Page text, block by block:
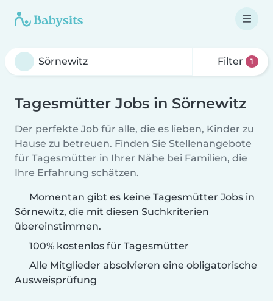
Filter 1
Tagesmütter Jobs in Sörnewitz
Der perfekte Job für alle, die es lieben, Kinder zu
Hause zu betreuen. Finden Sie Stellenangebote
für Tagesmütter in Ihrer Nähe bei Familien, die
Ihre Erfahrung schätzen.
Momentan gibt es keine Tagesmütter Jobs in
Sörnewitz, die mit diesen Suchkriterien
übereinstimmen.
100% kostenlos für Tagesmütter
Alle Mitglieder absolvieren eine obligatorische
Ausweisprüfung